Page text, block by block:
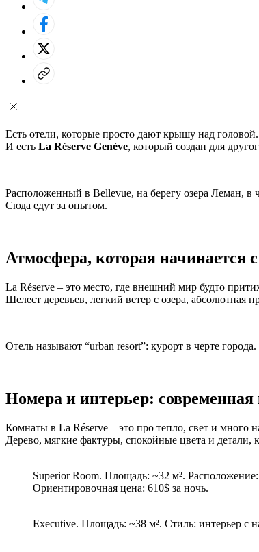
Есть отели, которые просто дают крышу над головой.
И есть La Réserve Genève, который создан для
Расположенный в Bellevue, на берегу озера Леман, в
Сюда едут за опытом.
Атмосфера, которая начинается
La Réserve – это место, где внешний мир будто
Шелест деревьев, легкий ветер с озера, абсолютная
Отель называют “urban resort”: курорт в черте
Номера и интерьер: современная
Комнаты в La Réserve – это про тепло, свет и много
Дерево, мягкие фактуры, спокойные цвета и
Superior Room. Площадь: ~32 м².
Ориентировочная цена: 610$ за ночь.
Executive. Площадь: ~38 м². Стиль: интерьер с